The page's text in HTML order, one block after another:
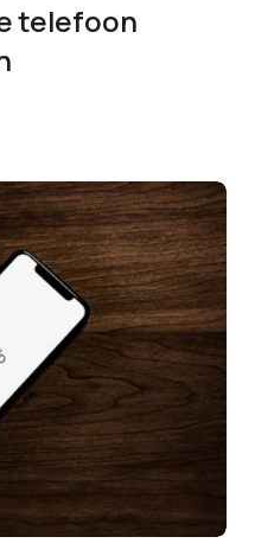
telefoon